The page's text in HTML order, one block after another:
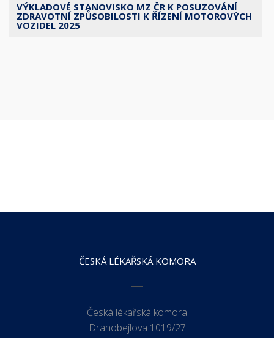
VÝKLADOVÉ STANOVISKO MZ ČR K POSUZOVÁNÍ
ZDRAVOTNÍ ZPŮSOBILOSTI K ŘÍZENÍ MOTOROVÝCH
VOZIDEL 2025
ČESKÁ LÉKAŘSKÁ KOMORA
Česká lékařská komora
Drahobejlova 1019/27